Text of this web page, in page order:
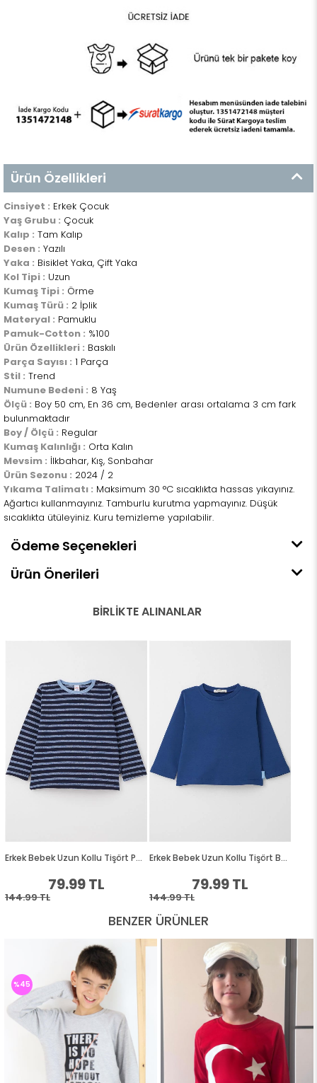
Ürün Özellikleri
Cinsiyet : Erkek Çocuk
Yaş Grubu : Çocuk
Kalıp : Tam Kalıp
Desen : Yazılı
Yaka : Bisiklet Yaka, Çift Yaka
Kol Tipi : Uzun
Kumaş Tipi : Örme
Kumaş Türü : 2 İplik
Materyal : Pamuklu
Pamuk-Cotton : %100
Ürün Özellikleri : Baskılı
Parça Sayısı : 1 Parça
Stil : Trend
Numune Bedeni : 8 Yaş
Ölçü : Boy 50 cm, En 36 cm, Bedenler arası ortalama 3 cm fark
bulunmaktadır
Boy / Ölçü : Regular
Kumaş Kalınlığı : Orta Kalın
Mevsim : İlkbahar, Kış, Sonbahar
Ürün Sezonu : 2024 / 2
Yıkama Talimatı : Maksimum 30 °C sıcaklıkta hassas yıkayınız.
Ağartıcı kullanmayınız. Tamburlu kurutma yapmayınız. Düşük
sıcaklıkta ütüleyiniz. Kuru temizleme yapılabilir.
Ödeme Seçenekleri
Ürün Önerileri
BENZER ÜRÜNLER
%45